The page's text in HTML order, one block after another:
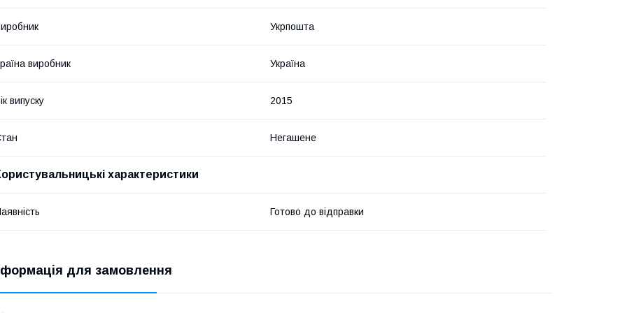
Укрпошта
виробник Україна
випуску 2015
Негашене
характеристики
Готово до відправки
для замовлення